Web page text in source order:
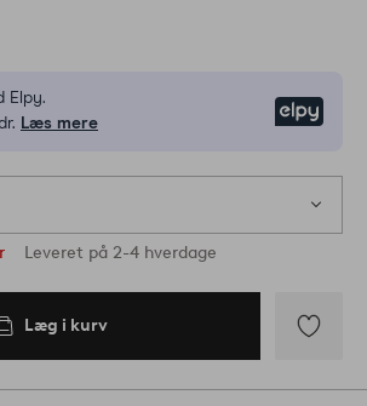
Elpy.
Læs mere
Leveret på 2-4 hverdage
Læg i kurv
til